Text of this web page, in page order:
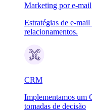
Marketing por e-mail
Estratégias de e-
relacionamentos.
CRM
Implementamos um
tomadas de decisão